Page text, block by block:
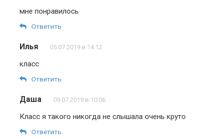
мне понравилось
Ответить
Илья 05.07.2019 в 14:12
класс
Ответить
Даша 09.07.2019 в 10:06
Класс я такого никогда не слышала очень круто
Ответить